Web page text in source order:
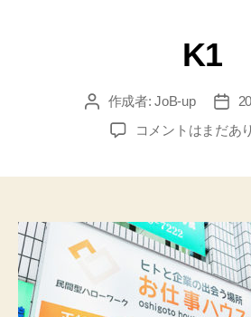
K1
作成者:JoB-up
コメントはまだあ